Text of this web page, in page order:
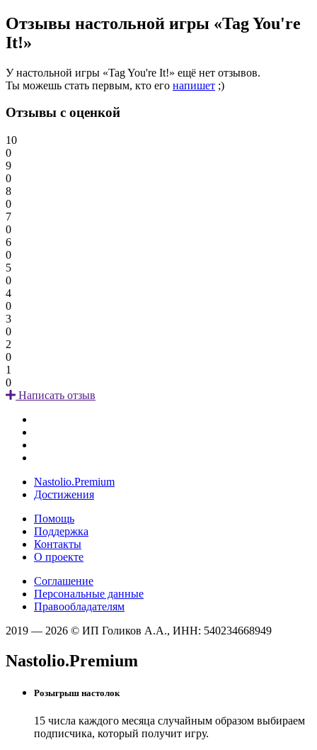
Отзывы настольной игры «Tag You're
It!»
У настольной игры «Tag You're It!» ещё нет отзывов.
Ты можешь стать первым, кто его напишет ;)
Отзывы с оценкой
10
0
9
0
8
0
7
0
6
0
5
0
4
0
3
0
2
0
1
0
Написать отзыв
Nastolio.Premium
Достижения
Помощь
Поддержка
Контакты
О проекте
Соглашение
Персональные данные
Правообладателям
2019 — 2026 © ИП Голиков А.А., ИНН: 540234668949
Nastolio.Premium
Розыгрыш настолок
15 числа каждого месяца случайным образом выбираем
подписчика, который получит игру.